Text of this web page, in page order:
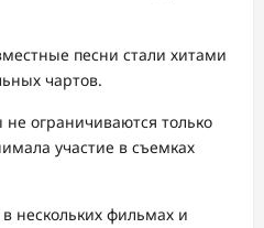
песни стали хитами
чартов.
ограничиваются только
участие в съемках
нескольких фильмах и